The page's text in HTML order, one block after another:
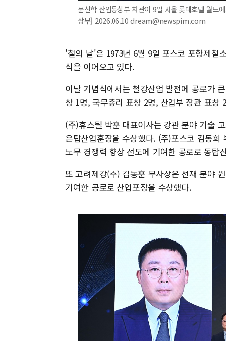
문신학 산업통상부 차관이 9일 서울 롯데호텔 월드
상부] 2026.06.10 dream@newspim.com
'철의 날'은 1973년 6월 9일 포스코 포항제철
식을 이어오고 있다.
이날 기념식에서는 철강산업 발전에 공로가
창 1명, 국무총리 표창 2명, 산업부 장관 표창
(주)휴스틸 박훈 대표이사는 강관 분야 기술
은탑산업훈장을 수상했다. (주)포스코 김동
노무 경쟁력 향상 선도에 기여한 공로로 동탑
또 고려제강(주) 김동훈 부사장은 선재 분야
기여한 공로로 산업포장을 수상했다.